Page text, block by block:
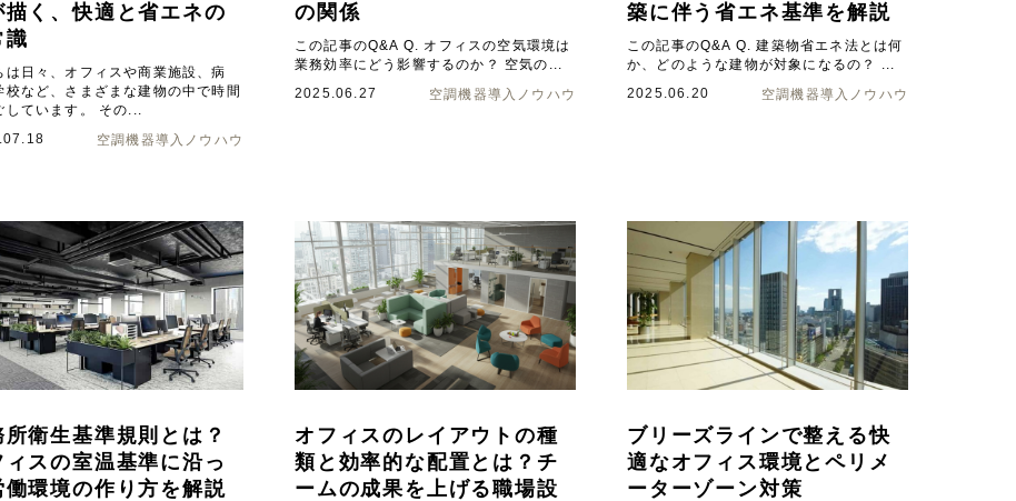
描く、快適と省エネの
識
は日々、オフィスや商業施設、病
校など、さまざまな建物の中で時間
しています。 その...
空調機器導入ノウハウ
の関係
この記事のQ&A Q. オフィスの空気環境は
業務効率にどう影響するのか？ 空気の...
2025.06.27
空調機器導入ノウハウ
築に伴う省エネ基準を解説
この記事のQ&A Q. 建築物省エネ法とは何
か、どのような建物が対象になるの？ ...
2025.06.20
空調機器導入ノウハウ
所衛生基準規則とは？
ィスの室温基準に沿っ
働環境の作り方を解説
オフィスのレイアウトの種
類と効率的な配置とは？チ
ームの成果を上げる職場設
ブリーズラインで整える快
適なオフィス環境とペリメ
ーターゾーン対策